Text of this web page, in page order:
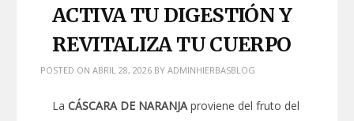
ACTIVA TU DIGESTIÓN Y
REVITALIZA TU CUERPO
POSTED ON ABRIL 28, 2026 BY ADMINHIERBASBLOG
La CÁSCARA DE NARANJAproviene del fruto del